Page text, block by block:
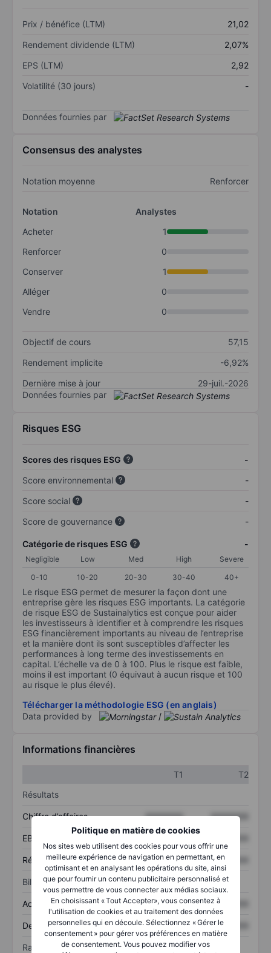
Politique en matière de cookies
Nos sites web utilisent des cookies pour vous offrir une
meilleure expérience de navigation en permettant, en
optimisant et en analysant les opérations du site, ainsi
que pour fournir un contenu publicitaire personnalisé et
vous permettre de vous connecter aux médias sociaux.
En choisissant « Tout Accepter», vous consentez à
l'utilisation de cookies et au traitement des données
personnelles qui en découle. Sélectionnez « Gérer le
consentement » pour gérer vos préférences en matière
de consentement. Vous pouvez modifier vos
Prix / bénéfice (LTM)
21,02
Rendement dividende (LTM)
2,07%
EPS (LTM)
2,92
Volatilité (30 jours)
-
Données fournies par
Consensus des analystes
Notation moyenne Renforcer
Notation
Analystes
Acheter
1
Renforcer
0
Conserver
1
Alléger
0
Vendre
0
Objectif de cours
57,15
Rendement implicite
-6,92%
Dernière mise à jour
29-juil.-2026
Données fournies par
Risques ESG
Scores des risques ESG
-
Score environnemental
-
Score social
-
Score de gouvernance
-
Catégorie de risques ESG -
Negligible Low Med High
Severe
0-10
10-20 20-30 30-40 40+
Le risque ESG permet de mesurer la façon dont une
entreprise gère les risques ESG importants. La catégorie
de risque ESG de Sustainalytics est conçue pour aider
les investisseurs à identifier et à comprendre les risques
ESG financièrement importants au niveau de l’entreprise
et la manière dont ils sont susceptibles d’affecter les
performances à long terme des investissements en
capital. L’échelle va de 0 à 100. Plus le risque est faible,
moins il est important (0 équivaut à aucun risque et 100
au risque le plus élevé).
Télécharger la méthodologie ESG (en anglais)
Data provided by
/
Informations financières
T1
T2
Résultats
Chiffre d’affaires XXXXXXX XXXXXXX
EBITDA
Résultat net XXXXXXX XXXXXXX
Bilan
Actif total XXXXXXX XXXXXXX
Dette totale XXXXXXX XXXXXXX
Ratios